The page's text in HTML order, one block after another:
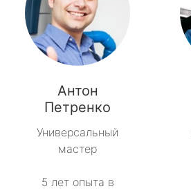
Антон
Петренко
Универсальный
мастер
5 лет опыта в